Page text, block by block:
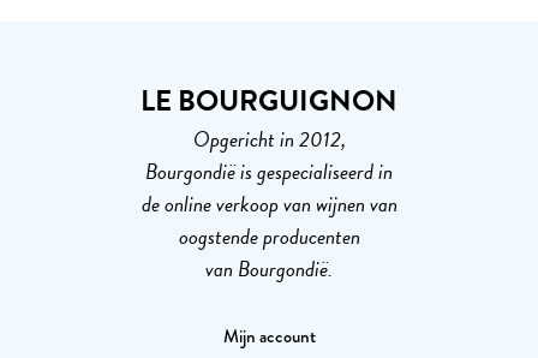
LE BOURGUIGNON
Opgericht in 2012,
Bourgondië is gespecialiseerd in
de online verkoop van wijnen van
oogstende producenten
van Bourgondië.
Mijn account